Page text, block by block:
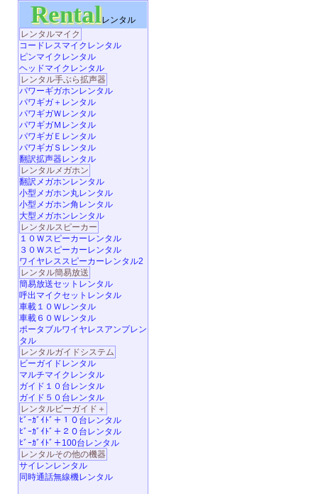
Rentalレンタル
レンタルマイク
コードレスマイクレンタル
ピンマイクレンタル
ヘッドマイクレンタル
レンタル手ぶら拡声器
パワーギガホンレンタル
パワギガ＋レンタル
パワギガＷレンタル
パワギガＭレンタル
パワギガＥレンタル
パワギガＳレンタル
翻訳拡声器レンタル
レンタルメガホン
翻訳メガホンレンタル
小型メガホン丸レンタル
小型メガホン角レンタル
大型メガホンレンタル
レンタルスピーカー
１０Ｗスピーカーレンタル
３０Ｗスピーカーレンタル
ワイヤレススピーカーレンタル2
レンタル簡易放送
簡易放送セットレンタル
呼出マイクセットレンタル
車載１０Ｗレンタル
車載６０Ｗレンタル
ポータブルワイヤレスアンプレン
タル
レンタルガイドシステム
ビーガイドレンタル
マルチマイクレンタル
ガイド１０台レンタル
ガイド５０台レンタル
レンタルビーガイド＋
ﾋﾞｰｶﾞｲﾄﾞ＋１０台レンタル
ﾋﾞｰｶﾞｲﾄﾞ＋２０台レンタル
ﾋﾞｰｶﾞｲﾄﾞ＋100台レンタル
レンタルその他の機器
サイレンレンタル
同時通話無線機レンタル